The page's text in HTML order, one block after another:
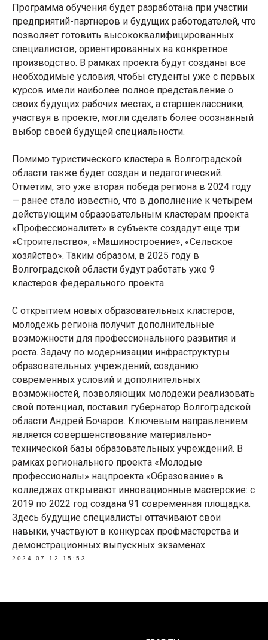
Программа обучения будет разработана при участии
предприятий-партнеров и будущих работодателей, что
позволяет готовить высококвалифицированных
специалистов, ориентированных на конкретное
производство. В рамках проекта будут созданы все
необходимые условия, чтобы студенты уже с первых
курсов имели наиболее полное представление о
своих будущих рабочих местах, а старшеклассники,
участвуя в проекте, могли сделать более осознанный
выбор своей будущей специальности.
Помимо туристического кластера в Волгоградской
области также будет создан и педагогический.
Отметим, это уже вторая победа региона в 2024 году
— ранее стало известно, что в дополнение к четырем
действующим образовательным кластерам проекта
«Профессионалитет» в субъекте создадут еще три:
«Строительство», «Машиностроение», «Сельское
хозяйство». Таким образом, в 2025 году в
Волгоградской области будут работать уже 9
кластеров федерального проекта.
С открытием новых образовательных кластеров,
молодежь региона получит дополнительные
возможности для профессионального развития и
роста. Задачу по модернизации инфраструктуры
образовательных учреждений, созданию
современных условий и дополнительных
возможностей, позволяющих молодежи реализовать
свой потенциал, поставил губернатор Волгоградской
области Андрей Бочаров. Ключевым направлением
является совершенствование материально-
технической базы образовательных учреждений. В
рамках регионального проекта «Молодые
профессионалы» нацпроекта «Образование» в
колледжах открывают инновационные мастерские: с
2019 по 2022 год создана 91 современная площадка.
Здесь будущие специалисты оттачивают свои
навыки, участвуют в конкурсах профмастерства и
демонстрационных выпускных экзаменах.
2024-07-12 15:53